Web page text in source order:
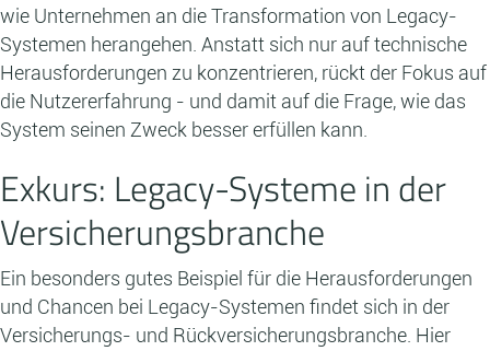
wie Unternehmen an die Transformation von Legacy-
Systemen herangehen. Anstatt sich nur auf technische
Herausforderungen zu konzentrieren, rückt der Fokus auf
die Nutzererfahrung - und damit auf die Frage, wie das
System seinen Zweck besser erfüllen kann.
Exkurs: Legacy-Systeme in der
Versicherungsbranche
Ein besonders gutes Beispiel für die Herausforderungen
und Chancen bei Legacy-Systemen findet sich in der
Versicherungs- und Rückversicherungsbranche. Hier